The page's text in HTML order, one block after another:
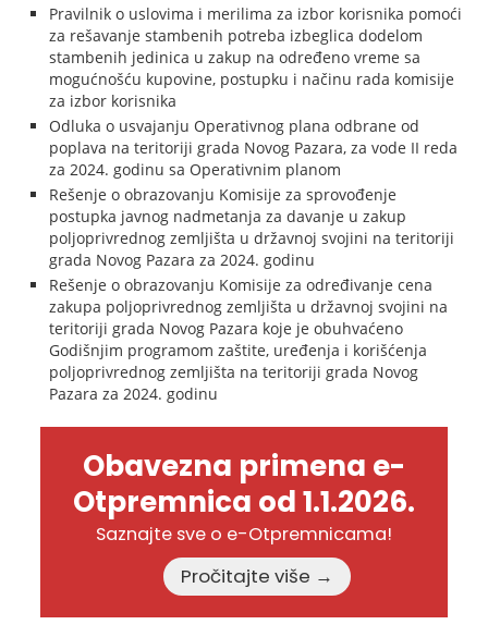
Pravilnik o uslovima i merilima za izbor korisnika pomoći
za rešavanje stambenih potreba izbeglica dodelom
stambenih jedinica u zakup na određeno vreme sa
mogućnošću kupovine, postupku i načinu rada komisije
za izbor korisnika
Odluka o usvajanju Operativnog plana odbrane od
poplava na teritoriji grada Novog Pazara, za vode II reda
za 2024. godinu sa Operativnim planom
Rešenje o obrazovanju Komisije za sprovođenje
postupka javnog nadmetanja za davanje u zakup
poljoprivrednog zemljišta u državnoj svojini na teritoriji
grada Novog Pazara za 2024. godinu
Rešenje o obrazovanju Komisije za određivanje cena
zakupa poljoprivrednog zemljišta u državnoj svojini na
teritoriji grada Novog Pazara koje je obuhvaćeno
Godišnjim programom zaštite, uređenja i korišćenja
poljoprivrednog zemljišta na teritoriji grada Novog
Pazara za 2024. godinu
Obavezna primena e-
Otpremnica od 1.1.2026.
Saznajte sve o e-Otpremnicama!
Pročitajte više →